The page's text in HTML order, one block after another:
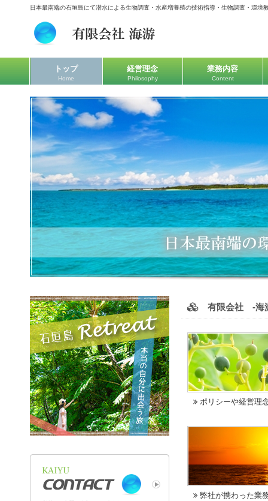
日本最南端の石垣島にて潜水による生物調査・水産増養殖の技術指導・生物調査・環境
トップ
Home
経営理念
Philosophy
業務内容
Content
有限会社 -海
ポリシーや経営理
弊社が携わった業